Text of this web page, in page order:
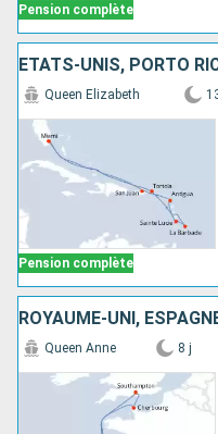
Pension complète
Pension complète
Queen Elizabeth
ROYAUME-UNI,
Queen Anne 8 j